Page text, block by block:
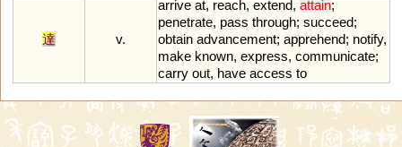
達 v.
arrive at, reach, extend, attain;
penetrate, pass through; succeed;
obtain advancement; apprehend; notify,
make known, express, communicate;
carry out, have access to